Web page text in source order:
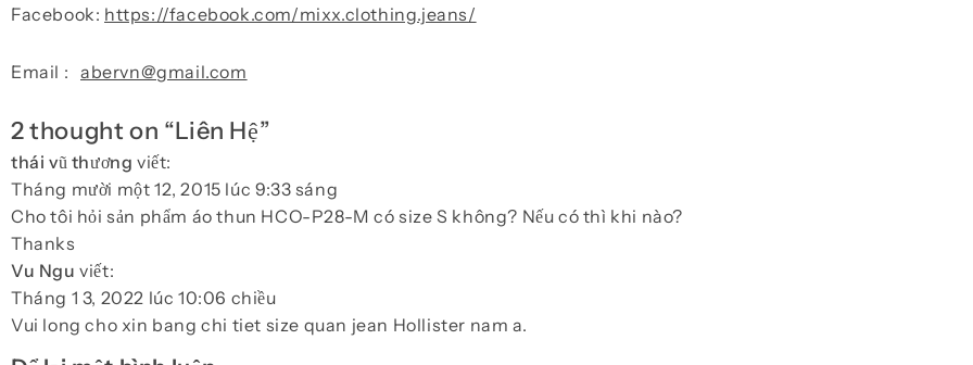
Facebook: https://facebook.com/mixx.clothing.jeans/
Email : abervn@gmail.com
2 thought on “Liên Hệ”
thái vũ thương viết:
Tháng mười một 12, 2015 lúc 9:33 sáng
Cho tôi hỏi sản phẩm áo thun HCO-P28-M có size S không? Nếu có thì khi nào?
Thanks
Vu Ngu viết:
Tháng 1 3, 2022 lúc 10:06 chiều
Vui long cho xin bang chi tiet size quan jean Hollister nam a.